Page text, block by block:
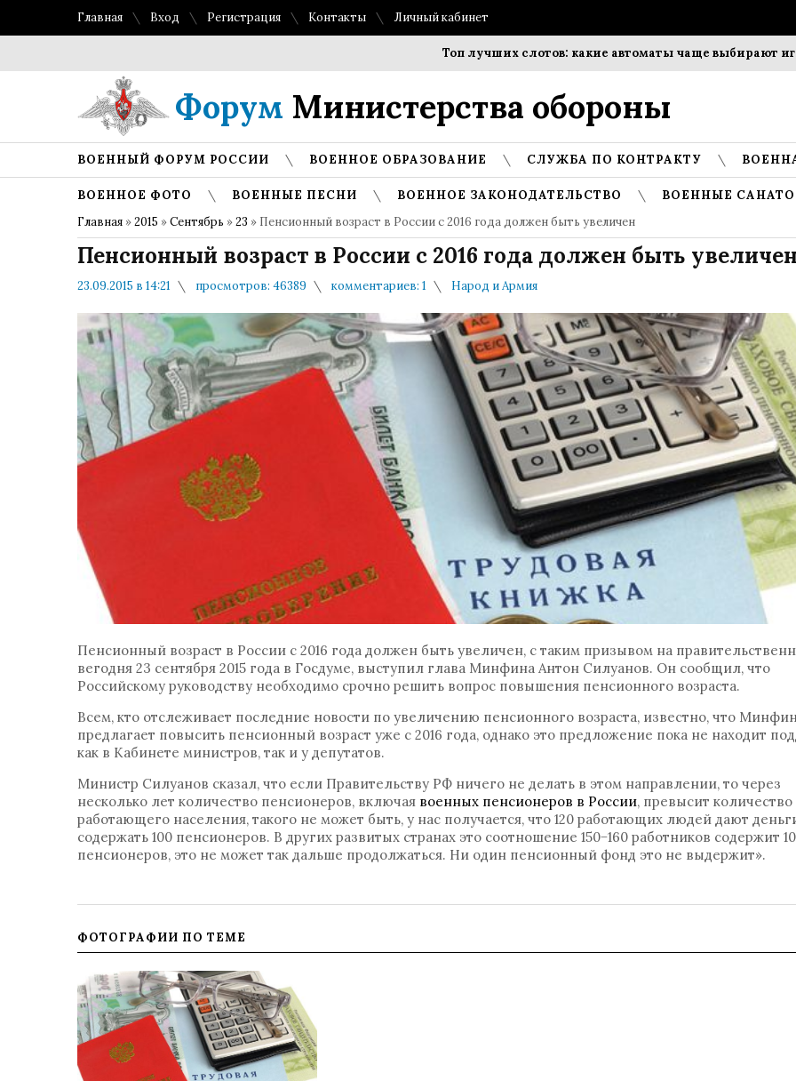
Главная Вход Регистрация Контакты Личный кабинет
Топ лучших слотов: какие автоматы чаще выбирают игроки?
Форум Министерства обороны
ВОЕННЫЙ ФОРУМ РОССИИ ВОЕННОЕ ОБРАЗОВАНИЕ СЛУЖБА ПО КОНТРАКТУ
ВОЕННОЕ ФОТО ВОЕННЫЕ ПЕСНИ ВОЕННОЕ ЗАКОНОДАТЕЛЬСТВО
ВОЕННЫЕ
Главная »2015 »Сентябрь »23 » Пенсионный возраст в России с 2016 года должен быть увеличен
Пенсионный возраст в России с 2016 года должен быть
23.09.2015 в 14:21 просмотров: 46389 комментариев: 1 Народ и Армия
Пенсионный возраст в России с 2016 года должен быть увеличен, с таким призывом на
вегодня 23 сентября 2015 года в Госдуме, выступил глава Минфина Антон Силуанов. Он сообщил, что
Российскому руководству необходимо срочно решить вопрос повышения пенсионного возраста.
Всем, кто отслеживает последние новости по увеличению пенсионного возраста, известно, что
предлагает повысить пенсионный возраст уже с 2016 года, однако это предложение пока не находит
как в Кабинете министров, так и у депутатов.
Министр Силуанов сказал, что если Правительству РФ ничего не делать в этом направлении, то через
несколько лет количество пенсионеров, включая военных пенсионеров в России, превысит количество
работающего населения, такого не может быть, у нас получается, что 120 работающих людей дают
содержать 100 пенсионеров. В других развитых странах это соотношение 150−160 работников содержит
пенсионеров, это не может так дальше продолжаться. Ни один пенсионный фонд это не выдержит».
ФОТОГРАФИИ ПО ТЕМЕ